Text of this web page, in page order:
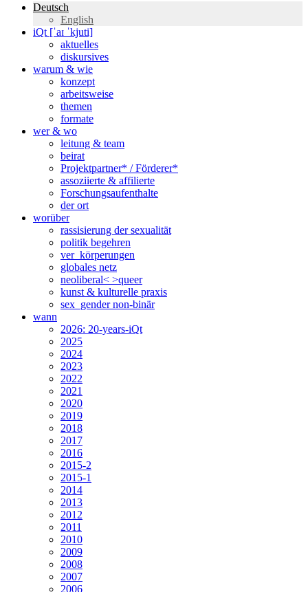
Deutsch
English
iQt [ˈaɪ ˈkjuti]
aktuelles
diskursives
warum & wie
konzept
arbeitsweise
themen
formate
wer & wo
leitung & team
beirat
Projektpartner* / Förderer*
assoziierte & affilierte
Forschungsaufenthalte
der ort
worüber
rassisierung der sexualität
politik begehren
ver_körperungen
globales netz
neoliberal< >queer
kunst & kulturelle praxis
sex_gender non-binär
wann
2026: 20-years-iQt
2025
2024
2023
2022
2021
2020
2019
2018
2017
2016
2015-2
2015-1
2014
2013
2012
2011
2010
2009
2008
2007
2006